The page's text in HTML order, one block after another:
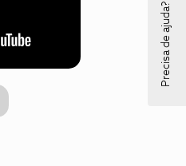
Precisa de ajuda?